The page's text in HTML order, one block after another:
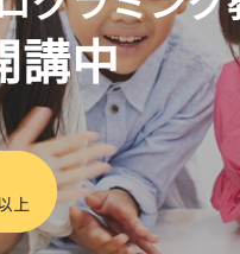
講中